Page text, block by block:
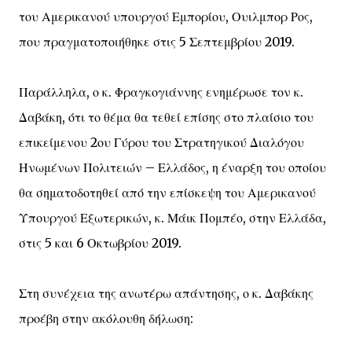
του Αμερικανού υπουργού Εμπορίου, Ουιλμπορ Ρος,
που πραγματοποιήθηκε στις 5 Σεπτεμβρίου 2019.
Παράλληλα, ο κ. Φραγκογιάννης ενημέρωσε τον κ.
Δαβάκη, ότι το θέμα θα τεθεί επίσης στο πλαίσιο του
επικείμενου 2ου Γύρου του Στρατηγικού Διαλόγου
Ηνωμένων Πολιτειών – Ελλάδος, η έναρξη του οποίου
θα σηματοδοτηθεί από την επίσκεψη του Αμερικανού
Υπουργού Εξωτερικών, κ. Μάικ Πομπέο, στην Ελλάδα,
στις 5 και 6 Οκτωβρίου 2019.
Στη συνέχεια της ανωτέρω απάντησης, ο κ. Δαβάκης
προέβη στην ακόλουθη δήλωση: